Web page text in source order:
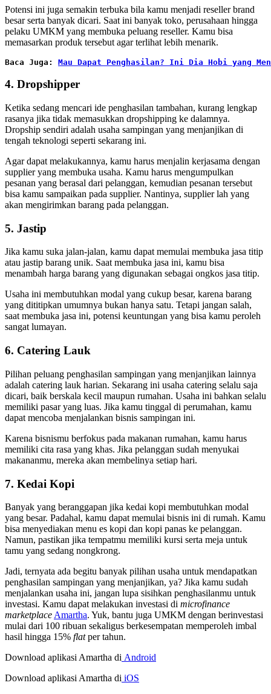
Potensi ini juga semakin terbuka bila kamu menjadi reseller brand
besar serta banyak dicari. Saat ini banyak toko, perusahaan hingga
pelaku UMKM yang membuka peluang reseller. Kamu bisa
memasarkan produk tersebut agar terlihat lebih menarik.
Baca Juga: Mau Dapat Penghasilan? Ini Dia Hobi yang
4. Dropshipper
Ketika sedang mencari ide penghasilan tambahan, kurang lengkap
rasanya jika tidak memasukkan dropshipping ke dalamnya.
Dropship sendiri adalah usaha sampingan yang menjanjikan di
tengah teknologi seperti sekarang ini.
Agar dapat melakukannya, kamu harus menjalin kerjasama dengan
supplier yang membuka usaha. Kamu harus mengumpulkan
pesanan yang berasal dari pelanggan, kemudian pesanan tersebut
bisa kamu sampaikan pada supplier. Nantinya, supplier lah yang
akan mengirimkan barang pada pelanggan.
5. Jastip
Jika kamu suka jalan-jalan, kamu dapat memulai membuka jasa titip
atau jastip barang unik. Saat membuka jasa ini, kamu bisa
menambah harga barang yang digunakan sebagai ongkos jasa titip.
Usaha ini membutuhkan modal yang cukup besar, karena barang
yang dititipkan umumnya bukan hanya satu. Tetapi jangan salah,
saat membuka jasa ini, potensi keuntungan yang bisa kamu peroleh
sangat lumayan.
6. Catering Lauk
Pilihan peluang penghasilan sampingan yang menjanjikan lainnya
adalah catering lauk harian. Sekarang ini usaha catering selalu saja
dicari, baik berskala kecil maupun rumahan. Usaha ini bahkan selalu
memiliki pasar yang luas. Jika kamu tinggal di perumahan, kamu
dapat mencoba menjalankan bisnis sampingan ini.
Karena bisnismu berfokus pada makanan rumahan, kamu harus
memiliki cita rasa yang khas. Jika pelanggan sudah menyukai
makananmu, mereka akan membelinya setiap hari.
7. Kedai Kopi
Banyak yang beranggapan jika kedai kopi membutuhkan modal
yang besar. Padahal, kamu dapat memulai bisnis ini di rumah. Kamu
bisa menyediakan menu es kopi dan kopi panas ke pelanggan.
Namun, pastikan jika tempatmu memiliki kursi serta meja untuk
tamu yang sedang nongkrong.
Jadi, ternyata ada begitu banyak pilihan usaha untuk mendapatkan
penghasilan sampingan yang menjanjikan, ya? Jika kamu sudah
menjalankan usaha ini, jangan lupa sisihkan penghasilanmu untuk
investasi. Kamu dapat melakukan investasi di microfinance
marketplace Amartha. Yuk, bantu juga UMKM dengan berinvestasi
mulai dari 100 ribuan sekaligus berkesempatan memperoleh imbal
hasil hingga 15% flatper tahun.
Download aplikasi Amartha di Android
Download aplikasi Amartha di iOS